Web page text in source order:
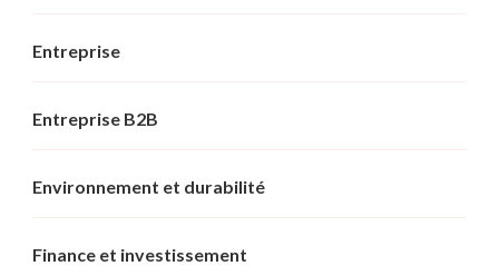
Entreprise
Entreprise B2B
Environnement et durabilité
Finance et investissement